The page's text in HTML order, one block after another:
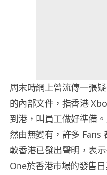
周末時網上曾流傳一張
的內部文件，指香港
到港，叫員工做好準備
然由無變有，許多 Fans
軟香港已發出聲明，表
One於香港巿場的發售